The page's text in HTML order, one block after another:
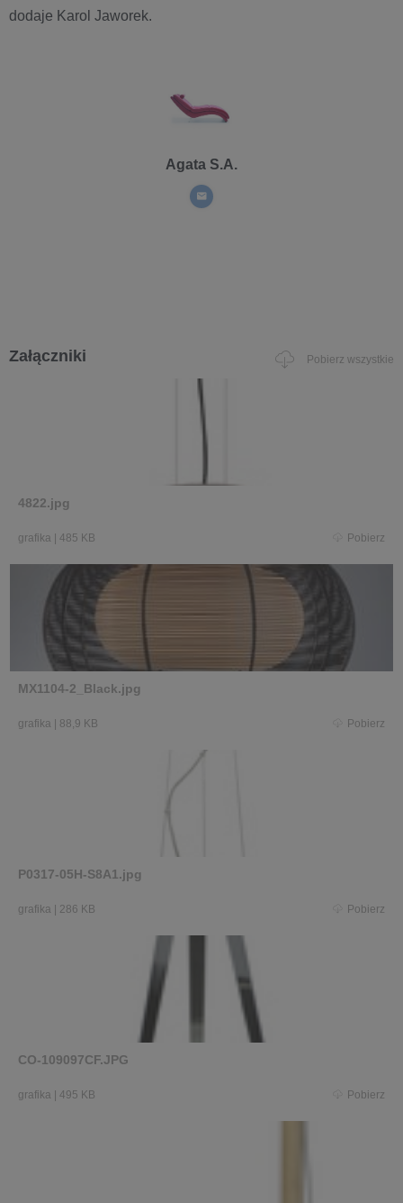
dodaje Karol Jaworek.
Agata S.A.
Załączniki Pobierz wszystkie
4822.jpg
grafika 485 KB Pobierz
MX1104-2_Black.jpg
grafika 88,9 KB Pobierz
P0317-05H-S8A1.jpg
grafika 286 KB Pobierz
CO-109097CF.JPG
grafika 495 KB Pobierz